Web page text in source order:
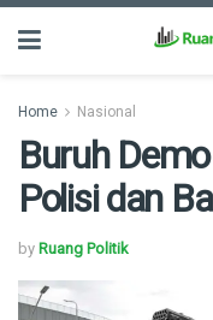
Home Nasional
Buruh
Polisi dan
by Ruang Politik